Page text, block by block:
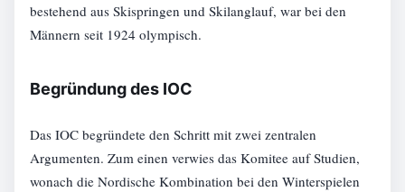
bestehend aus Skispringen und Skilanglauf, war bei den
Männern seit 1924 olympisch.
Begründung des IOC
Das IOC begründete den Schritt mit zwei zentralen
Argumenten. Zum einen verwies das Komitee auf Studien,
wonach die Nordische Kombination bei den Winterspielen